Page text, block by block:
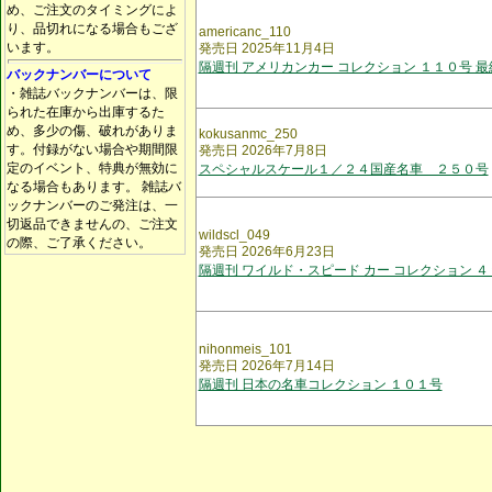
め、ご注文のタイミングによ
り、品切れになる場合もござ
います。
バックナンバーについて
・雑誌バックナンバーは、限
られた在庫から出庫するた
め、多少の傷、破れがありま
す。付録がない場合や期間限
定のイベント、特典が無効に
なる場合もあります。 雑誌バ
ックナンバーのご発注は、一
切返品できませんの、ご注文
の際、ご了承ください。
americanc_110
発売日 2025年11月4日
隔週刊 アメリカンカー コレクション １１０号 最
kokusanmc_250
発売日 2026年7月8日
スペシャルスケール１／２４国産名車 ２５０号
wildscl_049
発売日 2026年6月23日
隔週刊 ワイルド・スピード カー コレクション ４
nihonmeis_101
発売日 2026年7月14日
隔週刊 日本の名車コレクション １０１号